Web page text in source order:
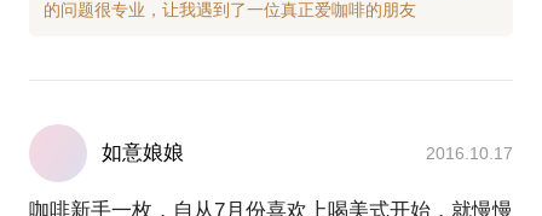
如意娘娘 2016.10.17
咖啡新手一枚，自从7月份喜欢上喝美式开始，就慢慢